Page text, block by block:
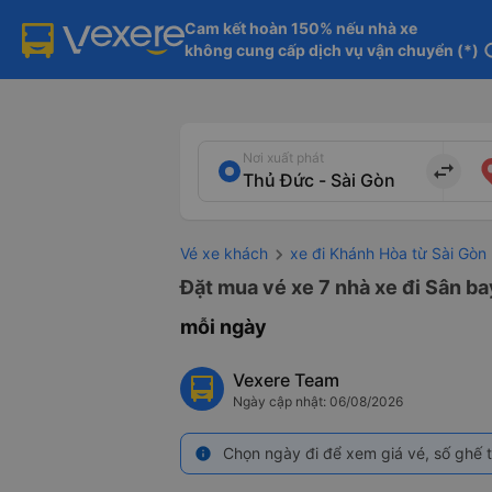
Cam kết hoàn 150% nếu nhà xe
không cung cấp dịch vụ vận chuyển (*)
Nơi xuất phát
import_export
Vé xe khách xe đi Khánh Hòa từ Sài Gòn
Đặt mua vé xe 7 nhà xe đi Sân
mỗi ngày
Vexere Team
Ngày cập nhật: 06/08/2026
info Chọn ngày đi để xem giá vé, số